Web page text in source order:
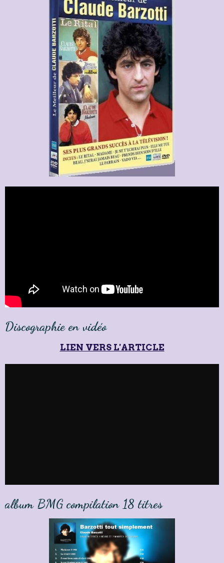
Discographie en vidéo
LIEN VERS L'ARTICLE
album BMG compilation 18 titres